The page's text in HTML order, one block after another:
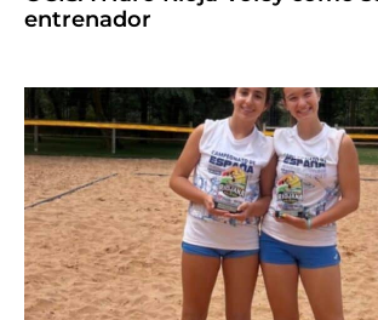
entrenador